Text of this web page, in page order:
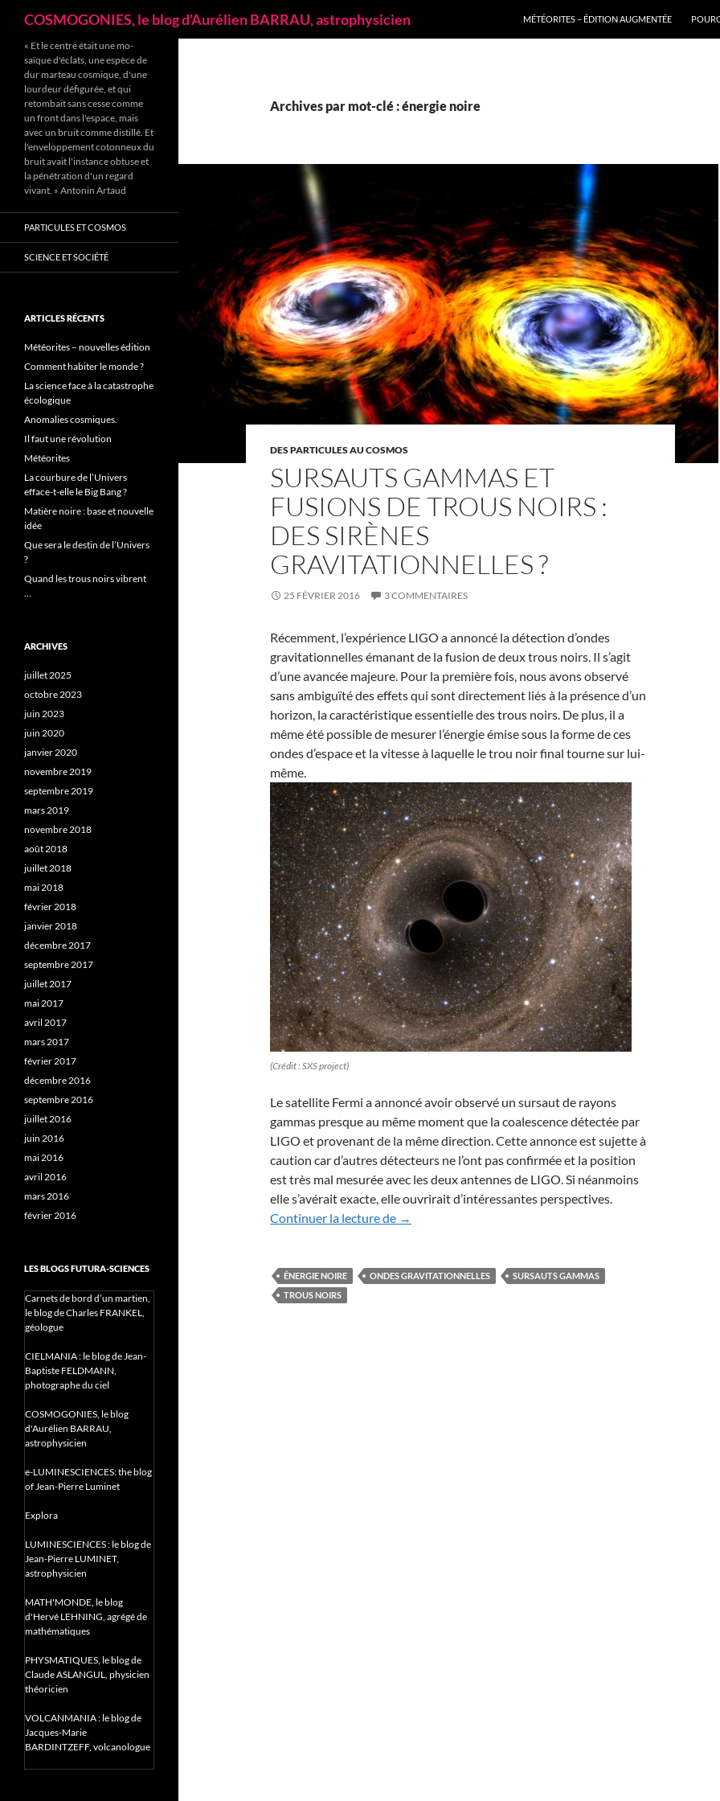
COSMOGONIES, le blog d'Aurélien BARRAU, astrophysicien
MÉTÉORITES – ÉDITION AUGMENTÉE
Archives par mot-clé : énergie noire
DES PARTICULES AU COSMOS
SURSAUTS GAMMAS ET
FUSIONS DE TROUS NOIRS :
DES SIRÈNES
GRAVITATIONNELLES ?
25 FÉVRIER 2016 3 COMMENTAIRES
Récemment, l’expérience LIGO a annoncé la détection d’ondes
gravitationnelles émanant de la fusion de deux trous noirs. Il s’agit
d’une avancée majeure. Pour la première fois, nous avons observé
sans ambiguïté des effets qui sont directement liés à la présence d’un
horizon, la caractéristique essentielle des trous noirs. De plus, il a
même été possible de mesurer l’énergie émise sous la forme de ces
ondes d’espace et la vitesse à laquelle le trou noir final tourne sur lui-
même.
(Crédit : SXS project)
Le satellite Fermi a annoncé avoir observé un sursaut de rayons
gammas presque au même moment que la coalescence détectée par
LIGO et provenant de la même direction. Cette annonce est sujette à
caution car d’autres détecteurs ne l’ont pas confirmée et la position
est très mal mesurée avec les deux antennes de LIGO. Si néanmoins
elle s’avérait exacte, elle ouvrirait d’intéressantes perspectives.
Continuer la lecture de Sursauts gammas et fusions de trous noirs : des sirènes
→
ÉNERGIE NOIRE ONDES GRAVITATIONNELLES
SURSAUTS GAMMAS
TROUS NOIRS
« Et le centre était une mo­
saïque d'éclats, une espèce de
dur marteau cosmique, d'une
lourdeur défigu­rée, et qui
retombait sans cesse comme
un front dans l'espace, mais
avec un bruit comme distillé. Et
l'enveloppement cotonneux du
bruit avait l'instance obtuse et
la pénétration d'un regard
vivant. » Antonin Artaud
PARTICULES ET COSMOS
SCIENCE ET SOCIÉTÉ
ARTICLES RÉCENTS
Météorites – nouvelles édition
Comment habiter le monde ?
La science face à la catastrophe
écologique
Anomalies cosmiques.
Il faut une révolution
Météorites
La courbure de l’Univers
efface-t-elle le Big Bang ?
Matière noire : base et nouvelle
idée
Que sera le destin de l’Univers
?
Quand les trous noirs vibrent
…
ARCHIVES
juillet 2025
octobre 2023
juin 2023
juin 2020
janvier 2020
novembre 2019
septembre 2019
mars 2019
novembre 2018
août 2018
juillet 2018
mai 2018
février 2018
janvier 2018
décembre 2017
septembre 2017
juillet 2017
mai 2017
avril 2017
mars 2017
février 2017
décembre 2016
septembre 2016
juillet 2016
juin 2016
mai 2016
avril 2016
mars 2016
février 2016
LES BLOGS FUTURA-SCIENCES
Carnets de bord d’un martien,
le blog de Charles FRANKEL,
géologue
CIELMANIA : le blog de Jean-
Baptiste FELDMANN,
photographe du ciel
COSMOGONIES, le blog
d'Aurélien BARRAU,
astrophysicien
e-LUMINESCIENCES: the blog
of Jean-Pierre Luminet
Explora
LUMINESCIENCES : le blog de
Jean-Pierre LUMINET,
astrophysicien
MATH'MONDE, le blog
d'Hervé LEHNING, agrégé de
mathématiques
PHYSMATIQUES, le blog de
Claude ASLANGUL, physicien
théoricien
VOLCANMANIA : le blog de
Jacques-Marie
BARDINTZEFF, volcanologue